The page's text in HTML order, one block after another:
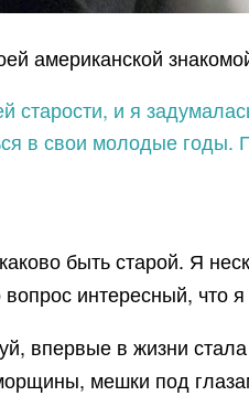
американской
старости, и я
в свои молодые годы.
быть старой. Я
интересный,
впервые в жизни
мешки под